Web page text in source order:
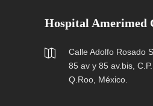
Hospital Amerimed
Calle Adolfo Rosado
85 av y 85 av.bis,
Q.Roo, México.